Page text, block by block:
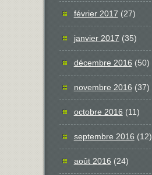
février 2017 (27)
janvier 2017 (35)
décembre 2016 (50)
novembre 2016 (37)
octobre 2016 (11)
septembre 2016 (12)
août 2016 (24)